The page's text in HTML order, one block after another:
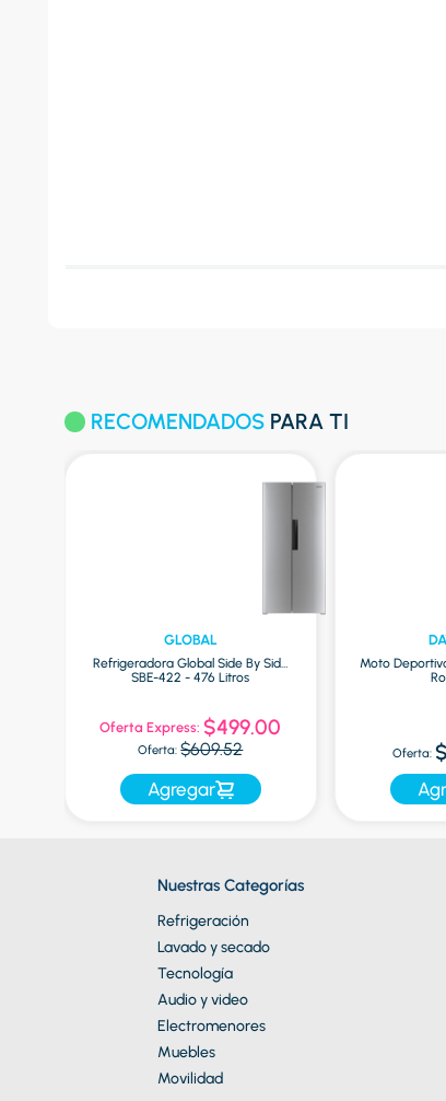
RECOMENDADOS PARA TI
GLOBAL
Refrigeradora Global Side By Side
SBE-422 - 476 Litros
Oferta Express: $499.00
Oferta: $609.52
Agregar
Moto
Oferta:
Nuestras Categorías
Refrigeración
Lavado y secado
Tecnología
Audio y video
Electromenores
Muebles
Movilidad